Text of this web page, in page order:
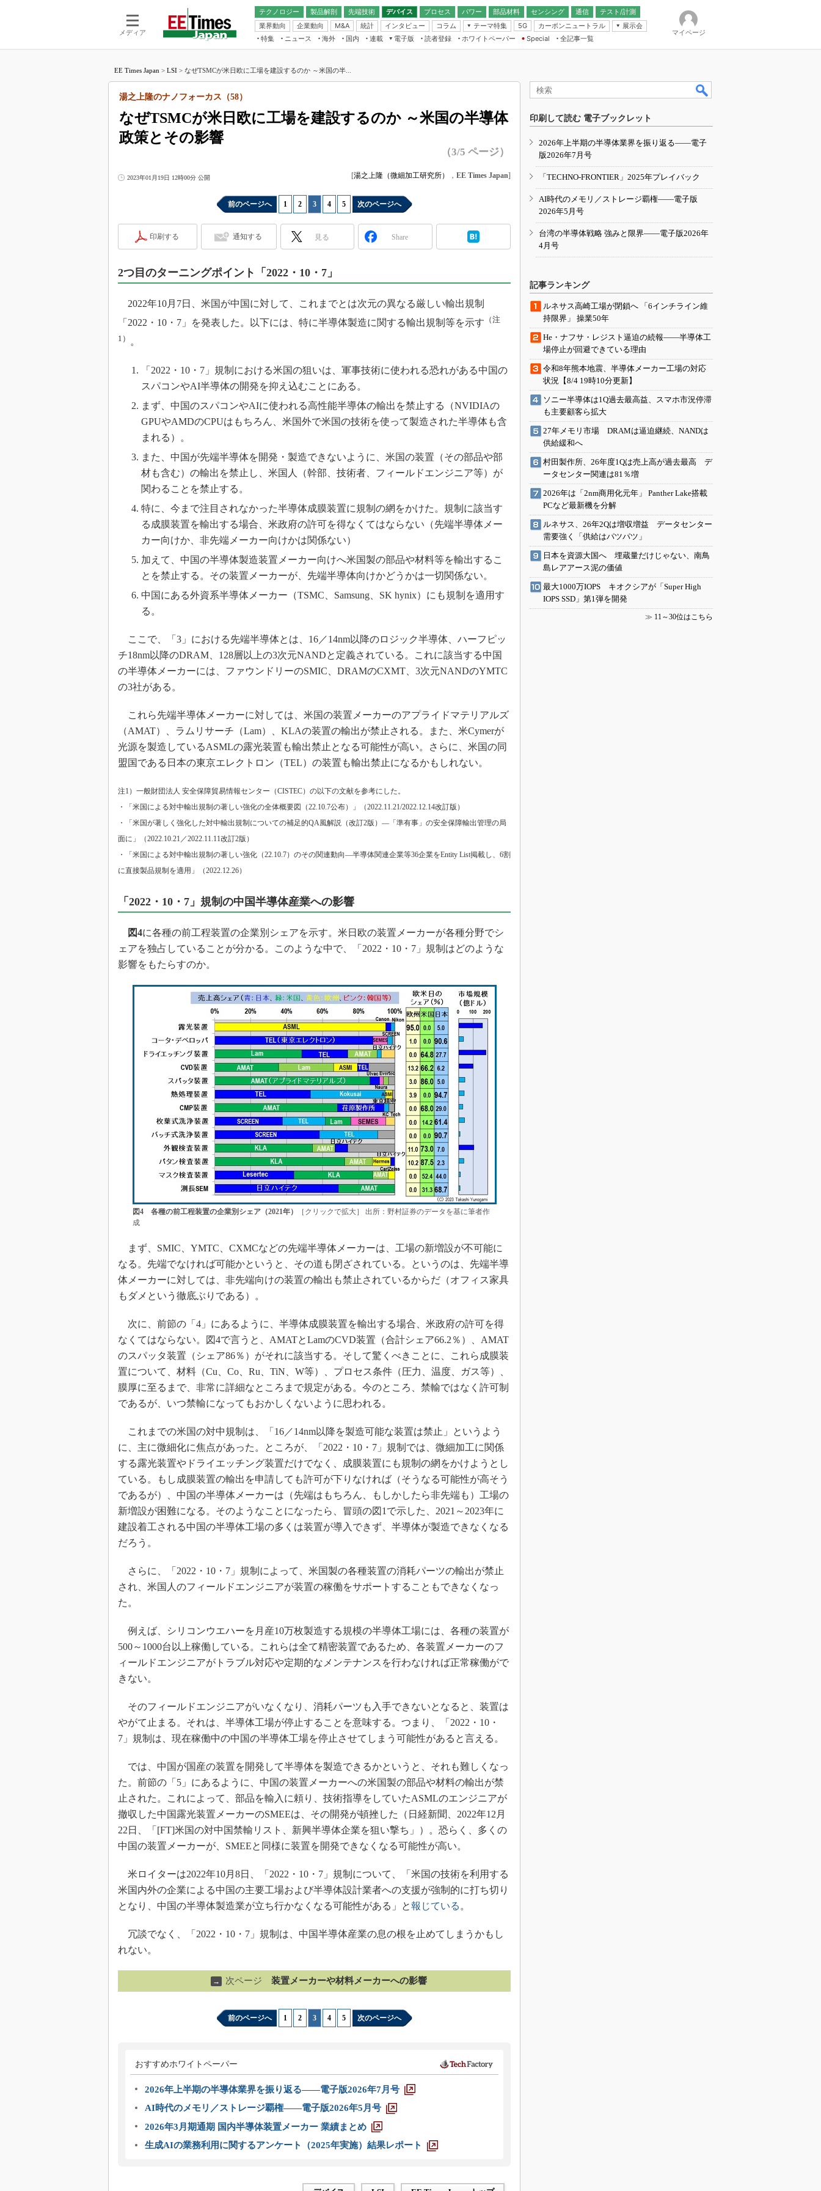
メディア
テクノロジー 製品解剖
先端技術
電池／エネルギー
デバイス
アナログ
マイコン
プロセス パワー 部品材料 センシング
通信
無線
テスト/計測
業界動向
企業動向 M&A 統計 インタビュー コラム
テーマ特集
フィジカルAI
読者調査（EE Times Research）
電源設計（EDN Japan）
Japan）
5G カーボンニュートラル
展示会
IoT・エッジコンピューティング
EXPO
TECHNO-FRONTIER
人とくるま展
特集 ニュース 海外 国内
連載
福田昭のデバイス通信
大山聡の業界スコープ
大原雄介のエレ・組み込みプレイバ
踊るバズワード ～Behind the
Buzzword
この10年で起こったこと、次の10年
で起こること
光伝送技術を知る
“異端児エンジニア”が仕掛けた社内
改革、執念の180日
イノベーションは日本を救うのか
IHSアナリスト「未来展望」
「英語に愛されないエンジニア」の
ための新行動論
電子版
電子ブックレット
読者登録 ホワイトペーパー
Special
全記事一覧
マイページ
EE Times Japan > LSI > なぜTSMCが米日欧に工場を建設するのか ～米国の半...
なぜTSMCが米日欧に工場を建設するのか ～米国の半導体
政策とその影響
湯之上隆のナノフォーカス（58）
（3/5 ページ）
2023年01月19日 12時00分 公開 [湯之上隆（微細加工研究所） ， EE Times Japan]
前のページへ 1 2 3 4 5 次のページへ
印刷する 通知する 見る Share
2つ目のターニングポイント「2022・10・7」
2022年10月7日、米国が中国に対して、これまでとは次元の異なる厳しい輸出規制
「2022・10・7」を発表した。以下には、特に半導体製造に関する輸出規制等を示す （注
1） 。
「2022・10・7」規制における米国の狙いは、軍事技術に使われる恐れがある中国の
スパコンやAI半導体の開発を抑え込むことにある。
まず、中国のスパコンやAIに使われる高性能半導体の輸出を禁止する（NVIDIAの
GPUやAMDのCPUはもちろん、米国外で米国の技術を使って製造された半導体も含
まれる）。
また、中国が先端半導体を開発・製造できないように、米国の装置（その部品や部
材も含む）の輸出を禁止し、米国人（幹部、技術者、フィールドエンジニア等）が
関わることを禁止する。
特に、今まで注目されなかった半導体成膜装置に規制の網をかけた。規制に該当す
る成膜装置を輸出する場合、米政府の許可を得なくてはならない（先端半導体メー
カー向けか、非先端メーカー向けかは関係ない）
加えて、中国の半導体製造装置メーカー向けへ米国製の部品や材料等を輸出するこ
とを禁止する。その装置メーカーが、先端半導体向けかどうかは一切関係ない。
中国にある外資系半導体メーカー（TSMC、Samsung、SK hynix）にも規制を適用す
る。
ここで、「3」における先端半導体とは、16／14nm以降のロジック半導体、ハーフピッ
チ18nm以降のDRAM、128層以上の3次元NANDと定義されている。これに該当する中国
の半導体メーカーには、ファウンドリーのSMIC、DRAMのCXMT、3次元NANDのYMTC
の3社がある。
これら先端半導体メーカーに対しては、米国の装置メーカーのアプライドマテリアルズ
（AMAT）、ラムリサーチ（Lam）、KLAの装置の輸出が禁止される。また、米Cymerが
光源を製造しているASMLの露光装置も輸出禁止となる可能性が高い。さらに、米国の同
盟国である日本の東京エレクトロン（TEL）の装置も輸出禁止になるかもしれない。
注1）一般財団法人 安全保障貿易情報センター（CISTEC）の以下の文献を参考にした。
・「米国による対中輸出規制の著しい強化の全体概要図（22.10.7公布）」（2022.11.21/2022.12.14改訂版）
・「米国が著しく強化した対中輸出規制についての補足的QA風解説（改訂2版）―「準有事」の安全保障輸出管理の局
面に」（2022.10.21／2022.11.11改訂2版）
・「米国による対中輸出規制の著しい強化（22.10.7）のその関連動向―半導体関連企業等36企業をEntity List掲載し、6割
に直接製品規制を適用」（2022.12.26）
「2022・10・7」規制の中国半導体産業への影響
図4に各種の前工程装置の企業別シェアを示す。米日欧の装置メーカーが各種分野でシ
ェアを独占していることが分かる。このような中で、「2022・10・7」規制はどのような
影響をもたらすのか。
図4 各種の前工程装置の企業別シェア（2021年）
［クリックで拡大］ 出所：野村証券のデータを基に筆者作
成
まず、SMIC、YMTC、CXMCなどの先端半導体メーカーは、工場の新増設が不可能に
なる。先端でなければ可能かというと、その道も閉ざされている。というのは、先端半導
体メーカーに対しては、非先端向けの装置の輸出も禁止されているからだ（オフィス家具
もダメという徹底ぶりである）。
次に、前節の「4」にあるように、半導体成膜装置を輸出する場合、米政府の許可を得
なくてはならない。図4で言うと、AMATとLamのCVD装置（合計シェア66.2％）、AMAT
のスパッタ装置（シェア86％）がそれに該当する。そして驚くべきことに、これら成膜装
置について、材料（Cu、Co、Ru、TiN、W等）、プロセス条件（圧力、温度、ガス等）、
膜厚に至るまで、非常に詳細なところまで規定がある。今のところ、禁輸ではなく許可制
であるが、いつ禁輸になってもおかしくないように思われる。
これまでの米国の対中規制は、「16／14nm以降を製造可能な装置は禁止」というよう
に、主に微細化に焦点があった。ところが、「2022・10・7」規制では、微細加工に関係
する露光装置やドライエッチング装置だけでなく、成膜装置にも規制の網をかけようとし
ている。もし成膜装置の輸出を申請しても許可が下りなければ（そうなる可能性が高そう
であるが）、中国の半導体メーカーは（先端はもちろん、もしかしたら非先端も）工場の
新増設が困難になる。そのようなことになったら、冒頭の図1で示した、2021～2023年に
建設着工される中国の半導体工場の多くは装置が導入できず、半導体が製造できなくなる
だろう。
さらに、「2022・10・7」規制によって、米国製の各種装置の消耗パーツの輸出が禁止
され、米国人のフィールドエンジニアが装置の稼働をサポートすることもできなくなっ
た。
例えば、シリコンウエハーを月産10万枚製造する規模の半導体工場には、各種の装置が
500～1000台以上稼働している。これらは全て精密装置であるため、各装置メーカーのフ
ィールドエンジニアがトラブル対応や定期的なメンテナンスを行わなければ正常稼働がで
きない。
そのフィールドエンジニアがいなくなり、消耗パーツも入手できないとなると、装置は
やがて止まる。それは、半導体工場が停止することを意味する。つまり、「2022・10・
7」規制は、現在稼働中の中国の半導体工場を停止させてしまう可能性があると言える。
では、中国が国産の装置を開発して半導体を製造できるかというと、それも難しくなっ
た。前節の「5」にあるように、中国の装置メーカーへの米国製の部品や材料の輸出が禁
止された。これによって、部品を輸入に頼り、技術指導をしていたASMLのエンジニアが
撤収した中国露光装置メーカーのSMEEは、その開発が頓挫した（日経新聞、2022年12月
22日、「[FT]米国の対中国禁輸リスト、新興半導体企業を狙い撃ち」）。恐らく、多くの
中国の装置メーカーが、SMEEと同様に装置を開発できなくなる可能性が高い。
米ロイターは2022年10月8日、「2022・10・7」規制について、「米国の技術を利用する
米国内外の企業による中国の主要工場および半導体設計業者への支援が強制的に打ち切り
となり、中国の半導体製造業が立ち行かなくなる可能性がある」と報じている 。
冗談でなく、「2022・10・7」規制は、中国半導体産業の息の根を止めてしまうかもし
れない。
→ 次ページ 装置メーカーや材料メーカーへの影響
前のページへ 1 2 3 4 5 次のページへ
おすすめホワイトペーパー
2026年上半期の半導体業界を振り返る――電子版2026年7月号
AI時代のメモリ／ストレージ覇権――電子版2026年5月号
2026年3月期通期 国内半導体装置メーカー 業績まとめ
生成AIの業務利用に関するアンケート（2025年実施）結果レポート
印刷して読む 電子ブックレット
2026年上半期の半導体業界を振り返る――電子
版2026年7月号
「TECHNO-FRONTIER」2025年プレイバック
AI時代のメモリ／ストレージ覇権――電子版
2026年5月号
台湾の半導体戦略 強みと限界――電子版2026年
4月号
記事ランキング
ルネサス高崎工場が閉鎖へ 「6インチライン維
持限界」 操業50年
He・ナフサ・レジスト逼迫の続報――半導体工
場停止が回避できている理由
令和8年熊本地震、半導体メーカー工場の対応
状況【8/4 19時10分更新】
ソニー半導体は1Q過去最高益、スマホ市況停滞
も主要顧客ら拡大
27年メモリ市場 DRAMは逼迫継続、NANDは
供給緩和へ
村田製作所、26年度1Qは売上高が過去最高 デ
ータセンター関連は81％増
2026年は「2nm商用化元年」 Panther Lake搭載
PCなど最新機を分解
ルネサス、26年2Qは増収増益 データセンター
需要強く「供給はパツパツ」
日本を資源大国へ 埋蔵量だけじゃない、南鳥
島レアアース泥の価値
最大1000万IOPS キオクシアが「Super High
IOPS SSD」第1弾を開発
≫ 11～30位はこちら